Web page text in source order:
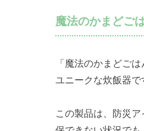
魔法のかまどご
「魔法のかまどご
ユニークな炊飯器で
この製品は、防災